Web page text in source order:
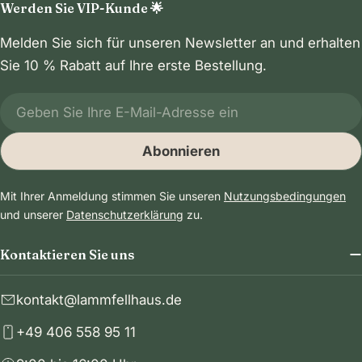
Kontaktieren Sie uns
kontakt@lammfellhaus.de
+49 406 558 95 11
Werden Sie VIP-Kunde 🌟
Melden Sie sich für unseren Newsletter an und erhalten
Sie 10 % Rabatt auf Ihre erste Bestellung.
Abonnieren
Mit Ihrer Anmeldung stimmen Sie unseren Nutzungsbedingungen
und unserer Datenschutzerklärung zu.